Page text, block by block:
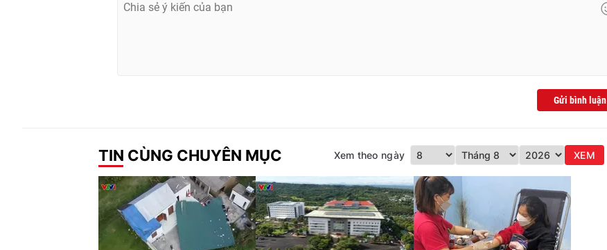
Gửi bình luận
TIN CÙNG CHUYÊN MỤC Xem theo ngày XEM